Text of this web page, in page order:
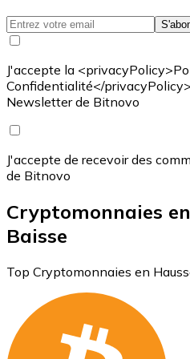
J'accepte la
Confidentialité</
Newsletter de Bitnovo
J'accepte de recevoir des
de Bitnovo
Cryptomonnaies
Baisse
Top Cryptomonnaies en